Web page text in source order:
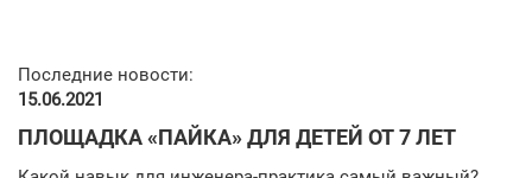
Последние новости:
15.06.2021
ПЛОЩАДКА «ПАЙКА» ДЛЯ ДЕТЕЙ ОТ 7 ЛЕТ